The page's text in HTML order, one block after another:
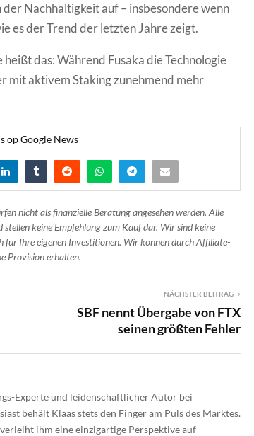
Nachhaltigkeit auf – insbesondere wenn
es der Trend der letzten Jahre zeigt.
das: Während Fusaka die Technologie
mit aktivem Staking zunehmend mehr
nicht als finanzielle Beratung angesehen werden. Alle
keine Empfehlung zum Kauf dar. Wir sind keine
für Ihre eigenen Investitionen. Wir können durch Affiliate-
Provision erhalten.
NÄCHSTER BEITRAG
SBF nennt Übergabe von FTX
seinen größten Fehler
Experte und leidenschaftlicher Autor bei
behält Klaas stets den Finger am Puls des Marktes.
ihm eine einzigartige Perspektive auf